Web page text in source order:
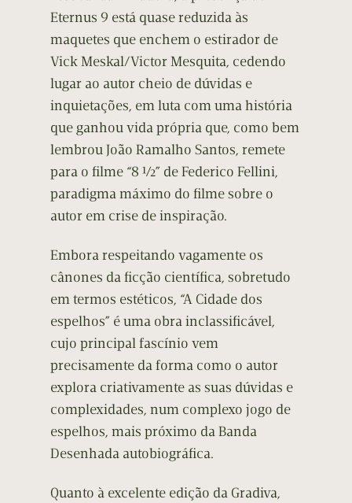
Eternus 9 está quase reduzida às
maquetes que enchem o estirador de
Vick Meskal/Victor Mesquita, cedendo
lugar ao autor cheio de dúvidas e
inquietações, em luta com uma história
que ganhou vida própria que, como bem
lembrou João Ramalho Santos, remete
para o filme “8 ½” de Federico Fellini,
paradigma máximo do filme sobre o
autor em crise de inspiração.
Embora respeitando vagamente os
cânones da ficção científica, sobretudo
em termos estéticos, “A Cidade dos
espelhos” é uma obra inclassificável,
cujo principal fascínio vem
precisamente da forma como o autor
explora criativamente as suas dúvidas e
complexidades, num complexo jogo de
espelhos, mais próximo da Banda
Desenhada autobiográfica.
Quanto à excelente edição da Gradiva,